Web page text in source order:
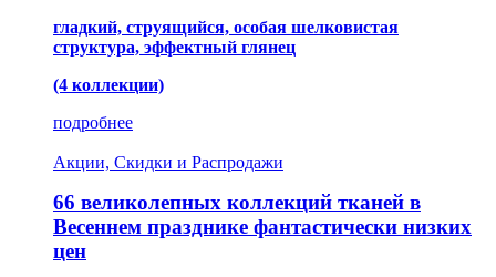
гладкий, струящийся, особая шелковистая
структура, эффектный глянец
(4 коллекции)
подробнее
Акции, Скидки и Распродажи
66 великолепных коллекций тканей в
Весеннем празднике фантастически низких
цен